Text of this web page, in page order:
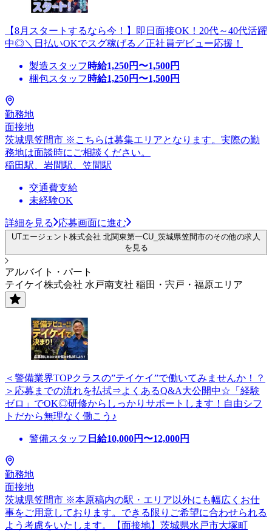
【8月スタートするなら今！】即日面接OK！20代～40代活躍
中◎＼日払いOKでスグ稼げる／正社員デビュー応援！
製造スタッフ 時給1,250円〜1,500円
梱包スタッフ 時給1,250円〜1,500円
勤務地
面接地
茨城県笠間市 ※こちらは募集エリアとなります。実際の勤
務地は面談時にご相談ください。
稲田駅、岩間駅、笠間駅
交通費支給
未経験OK
詳細を見る 応募画面に進む
UTエージェント株式会社 北関東第一CU_茨城県笠間市のその他の求人
を見る
アルバイト・パート
テイケイ株式会社 水戸南支社 稲田・宍戸・福原エリア
＜警備業界TOPクラスの”テイケイ”で働いてみませんか！？
＞応募までの流れを払拭⇒よくあるQ&A大公開中☆「経験
ゼロ」でOK◎研修からしっかりサポートします！自由シフ
トだから無理なく働こう♪
警備スタッフ 日給10,000円〜12,000円
勤務地
面接地
茨城県笠間市 ※本原稿内の駅・エリア以外にも幅広くお仕
事をご用意しております。できる限りご希望に合わせられる
よう考慮をいたします。【面接地】茨城県水戸市大塚町